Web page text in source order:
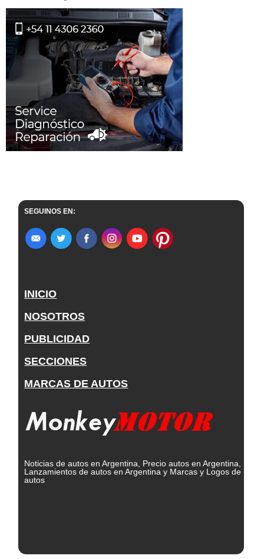
SEGUINOS EN:
INICIO
NOSOTROS
PUBLICIDAD
SECCIONES
MARCAS DE AUTOS
Noticias de autos en Argentina, Precio autos en Argentina,
Lanzamientos de autos en Argentina y Marcas y Logos de
autos